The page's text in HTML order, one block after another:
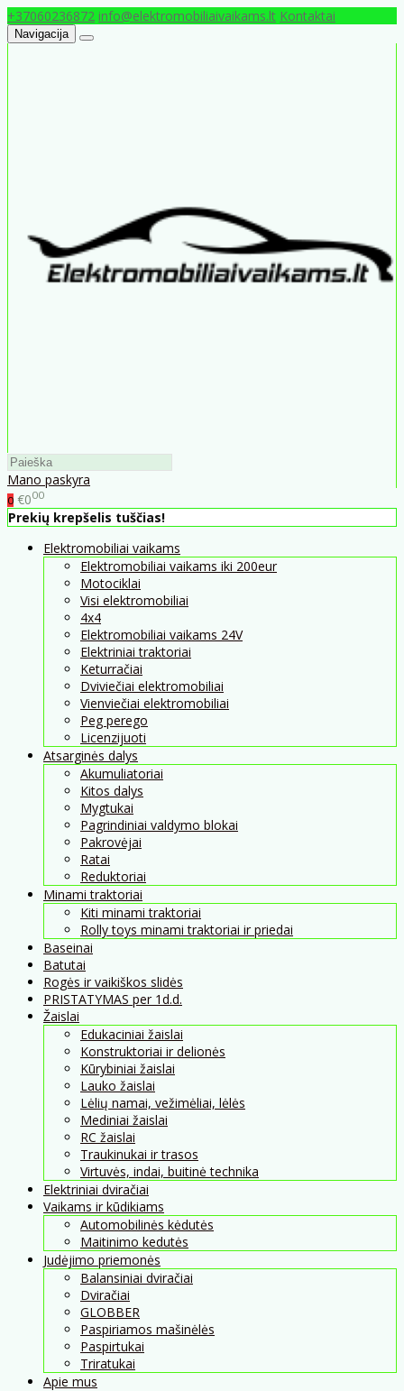
+37060236872 info@elektromobiliaivaikams.lt Kontaktai
Navigacija
Mano paskyra
0 €000
Prekių krepšelis tuščias!
Elektromobiliai vaikams
Elektromobiliai vaikams iki 200eur
Motociklai
Visi elektromobiliai
4x4
Elektromobiliai vaikams 24V
Elektriniai traktoriai
Keturračiai
Dviviečiai elektromobiliai
Vienviečiai elektromobiliai
Peg perego
Licenzijuoti
Atsarginės dalys
Akumuliatoriai
Kitos dalys
Mygtukai
Pagrindiniai valdymo blokai
Pakrovėjai
Ratai
Reduktoriai
Minami traktoriai
Kiti minami traktoriai
Rolly toys minami traktoriai ir priedai
Baseinai
Batutai
Rogės ir vaikiškos slidės
PRISTATYMAS per 1d.d.
Žaislai
Edukaciniai žaislai
Konstruktoriai ir delionės
Kūrybiniai žaislai
Lauko žaislai
Lėlių namai, vežimėliai, lėlės
Mediniai žaislai
RC žaislai
Traukinukai ir trasos
Virtuvės, indai, buitinė technika
Elektriniai dviračiai
Vaikams ir kūdikiams
Automobilinės kėdutės
Maitinimo kedutės
Judėjimo priemonės
Balansiniai dviračiai
Dviračiai
GLOBBER
Paspiriamos mašinėlės
Paspirtukai
Triratukai
Apie mus